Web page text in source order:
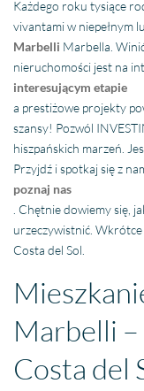
Każdego roku tysiące
vivantami w niepełnym
Marbelli Marbella.
nieruchomości jest na
interesującym etapie
a prestiżowe projekty
szansy! Pozwól
hiszpańskich marzeń.
Przyjdź i spotkaj się z
poznaj nas
. Chętnie dowiemy się,
urzeczywistnić. Wkrótce
Costa del Sol.
Marbelli
Costa del